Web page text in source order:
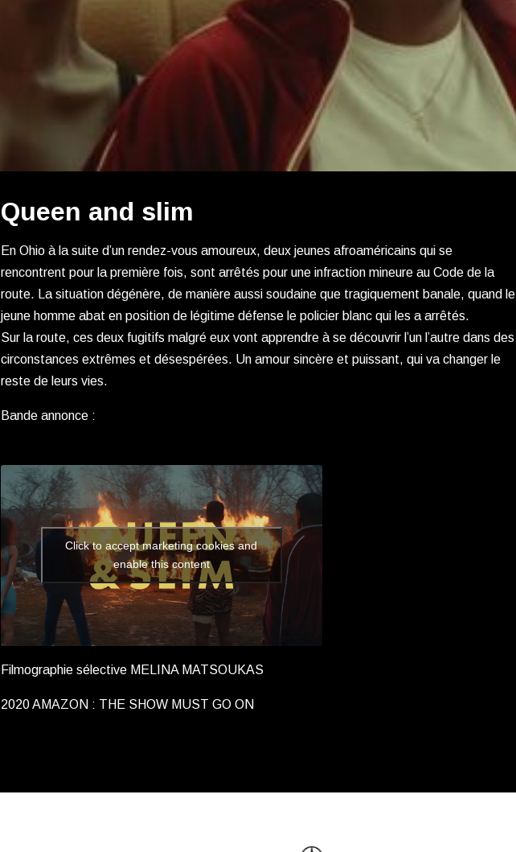
Queen and slim
En Ohio à la suite d’un rendez-vous amoureux, deux jeunes afroaméricains qui se
rencontrent pour la première fois, sont arrêtés pour une infraction mineure au Code de la
route. La situation dégénère, de manière aussi soudaine que tragiquement banale, quand le
jeune homme abat en position de légitime défense le policier blanc qui les a arrêtés.
Sur la route, ces deux fugitifs malgré eux vont apprendre à se découvrir l’un l’autre dans des
circonstances extrêmes et désespérées. Un amour sincère et puissant, qui va changer le
reste de leurs vies.
Bande annonce :
Click to accept marketing cookies and
enable this content
Filmographie sélective MELINA MATSOUKAS
2020 AMAZON : THE SHOW MUST GO ON